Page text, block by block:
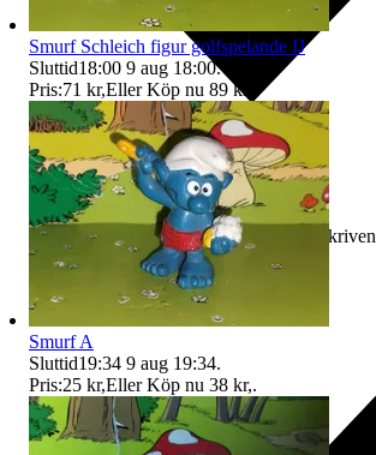
Ersättning om varan inte är som beskriven
Smurf Schleich figur golfspelande IJ
Sluttid18:00 9 aug 18:00.
Pris:71 kr,Eller Köp nu 89 kr
Smurf A
Sluttid19:34 9 aug 19:34.
Pris:25 kr,Eller Köp nu 38 kr,.